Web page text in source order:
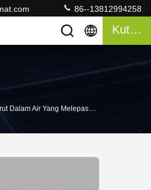
86--13812994258
Kutipan
Air Yang Melepaskan Cetakan